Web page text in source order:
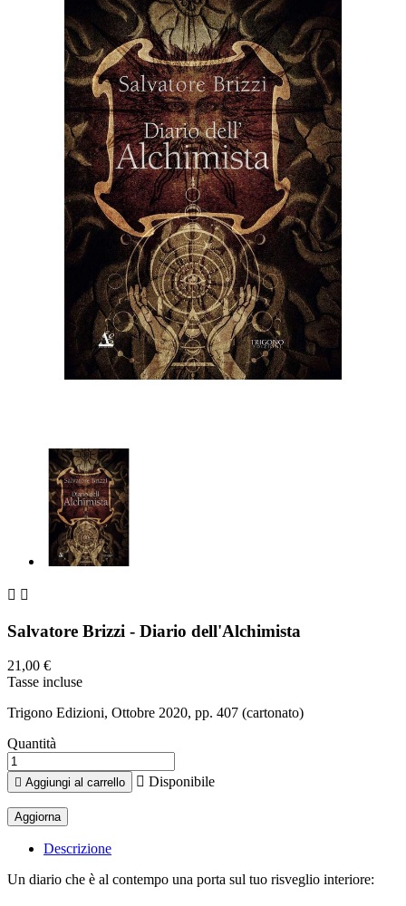
 
Salvatore Brizzi - Diario dell'Alchimista
21,00 €
Tasse incluse
Trigono Edizioni, Ottobre 2020, pp. 407 (cartonato)
Quantità
 Aggiungi al carrello  Disponibile
Descrizione
Un diario che è al contempo una porta sul tuo risveglio interiore: